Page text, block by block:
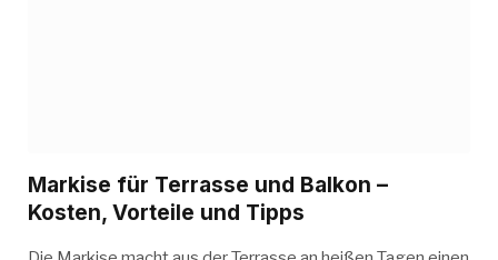
Markise für Terrasse und Balkon –
Kosten, Vorteile und Tipps